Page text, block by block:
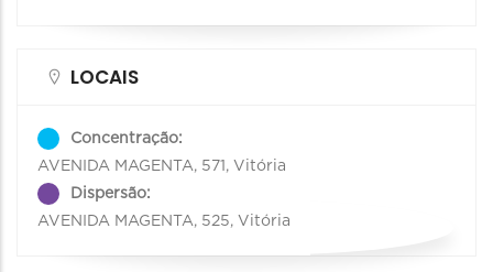
LOCAIS
Concentração:
AVENIDA MAGENTA, 571, Vitória
Dispersão:
AVENIDA MAGENTA, 525, Vitória